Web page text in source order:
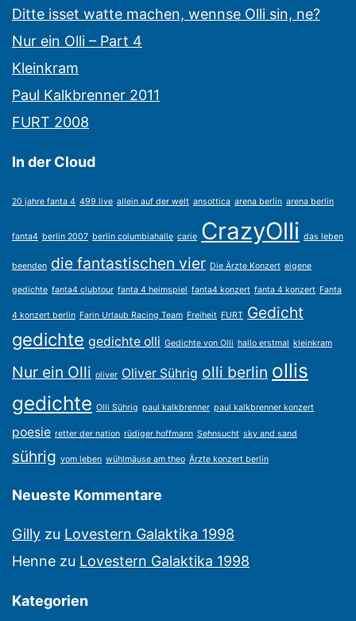
Ditte isset watte machen, wennse Olli sin, ne?
Nur ein Olli – Part 4
Kleinkram
Paul Kalkbrenner 2011
FURT 2008
In der Cloud
20 jahre fanta 4 499 live allein auf der welt ansottica arena berlin arena berlin
fanta4 berlin 2007 berlin columbiahalle carie CrazyOlli das leben
beenden die fantastischen vier Die Ärzte Konzert eigene
gedichte fanta4 clubtour fanta 4 heimspiel fanta4 konzert fanta 4 konzert Fanta
4 konzert berlin Farin Urlaub Racing Team Freiheit FURT Gedicht
gedichte gedichte olli Gedichte von Olli hallo erstmal kleinkram
Nur ein Olli oliver Oliver Sührig olli berlin ollis
gedichte Olli Sührig paul kalkbrenner paul kalkbrenner konzert
poesie retter der nation rüdiger hoffmann Sehnsucht sky and sand
sührig vom leben wühlmäuse am theo Ärzte konzert berlin
Neueste Kommentare
Gilly zu Lovestern Galaktika 1998
Henne zu Lovestern Galaktika 1998
Kategorien